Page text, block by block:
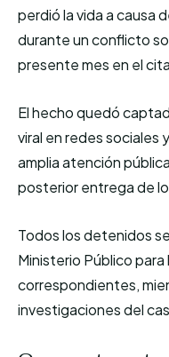
perdió la vida a causa
durante un conflicto
presente mes en el
El hecho quedó
viral en redes sociales
amplia atención
posterior entrega de
Todos los detenidos
Ministerio Público
correspondientes,
investigaciones del